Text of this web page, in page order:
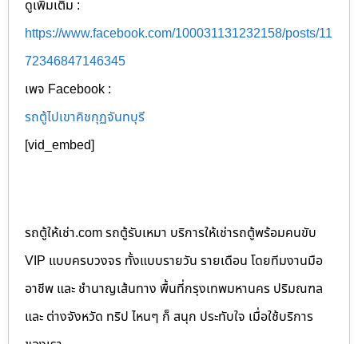
ดูเพิ่มเติม :
https://www.facebook.com/100031131232158/posts/11
72346847146345
เพจ Facebook :
รถตู้ไปเขาคิชกุฏจันทบุรี
[vid_embed]
รถตู้ให้เช่า.com รถตู้รับเหมา บริการให้เช่ารถตู้พร้อมคนขับ
VIP แบบครบวงจร ทั้งแบบรายวัน รายเดือน โดยทีมงานมือ
อาชีพ และ ชำนาญเส้นทาง พื้นที่กรุงเทพมหานคร ปริมณฑล
และ ต่างจังหวัด ทริป ไหนๆ ก็ สนุก ประทับใจ เมื่อใช้บริการ